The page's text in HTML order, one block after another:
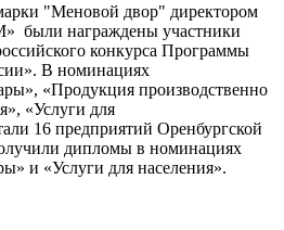
"Меновой двор" директором
были награждены участники
конкурса Программы
В номинациях
«Продукция производственно
«Услуги для
16 предприятий Оренбургской
дипломы в номинациях
и «Услуги для населения».